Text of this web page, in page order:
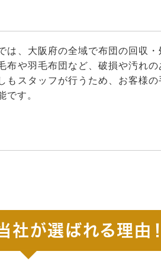
は、大阪府の全域で布団の回収
布や羽毛布団など、破損や汚れ
もスタッフが行うため、お客様
です。
社が選ばれる理由